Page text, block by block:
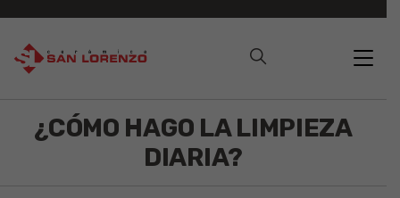
¿CÓMO HAGO LA LIMPIEZA
DIARIA?